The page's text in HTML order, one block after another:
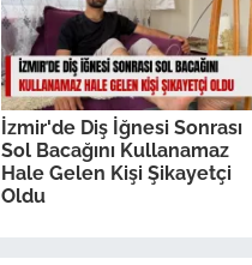
İzmir'de Diş İğnesi Sonrası
Sol Bacağını Kullanamaz
Hale Gelen Kişi Şikayetçi
Oldu